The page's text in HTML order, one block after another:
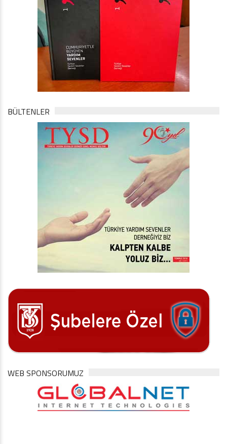
BÜLTENLER
WEB SPONSORUMUZ